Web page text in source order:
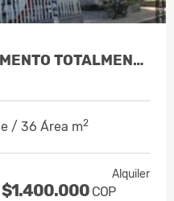
SE ARRIENDA APARTAMENTO TOTALMENTE A…
/ 36 Área m2
Alquiler
$1.400.000 COP